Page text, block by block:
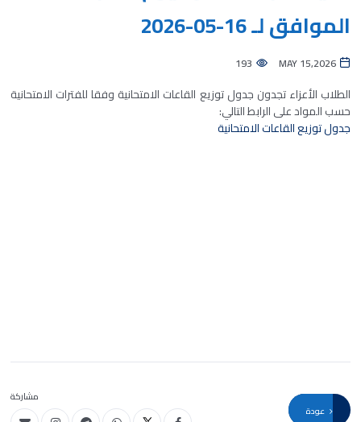
الموافق لـ 16-05-2026
MAY 15,2026
193
الطلاب الأعزاء تجدون جدول توزيع القاعات الامتحانية وفقا للفترات الامتحانية
حسب المواد على الرابط التالي:
جدول توزيع القاعات الامتحانية
مشاركة